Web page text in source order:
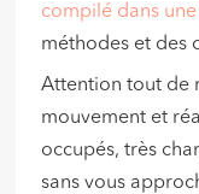
compilé dans
méthodes et des
Attention tout de
mouvement et
occupés, très
sans vous